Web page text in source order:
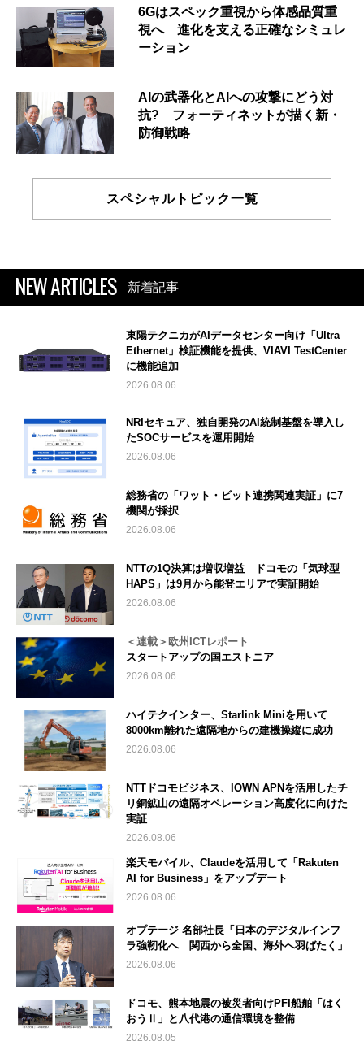
6Gはスペック重視から体感品質重
視へ 進化を支える正確なシミュレ
ーション
AIの武器化とAIへの攻撃にどう対
抗? フォーティネットが描く新・
防御戦略
スペシャルトピック一覧
NEW ARTICLES 新着記事
東陽テクニカがAIデータセンター向け「Ultra
Ethernet」検証機能を提供、VIAVI TestCenter
に機能追加
2026.08.06
NRIセキュア、独自開発のAI統制基盤を導入し
たSOCサービスを運用開始
2026.08.06
総務省の「ワット・ビット連携関連実証」に7
機関が採択
2026.08.06
NTTの1Q決算は増収増益 ドコモの「気球型
HAPS」は9月から能登エリアで実証開始
2026.08.06
＜連載＞欧州ICTレポート
スタートアップの国エストニア
2026.08.06
ハイテクインター、Starlink Miniを用いて
8000km離れた遠隔地からの建機操縦に成功
2026.08.06
NTTドコモビジネス、IOWN APNを活用したチ
リ銅鉱山の遠隔オペレーション高度化に向けた
実証
2026.08.06
楽天モバイル、Claudeを活用して「Rakuten
AI for Business」をアップデート
2026.08.06
オプテージ 名部社長「日本のデジタルインフ
ラ強靭化へ 関西から全国、海外へ羽ばたく」
2026.08.06
ドコモ、熊本地震の被災者向けPFI船舶「はく
おうⅡ」と八代港の通信環境を整備
2026.08.05